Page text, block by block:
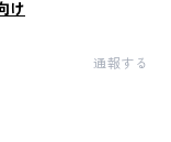
け
通報する